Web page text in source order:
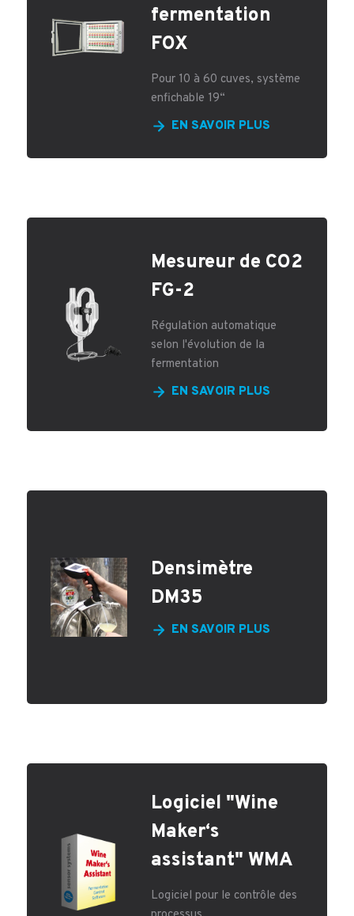
fermentation
FOX
Pour 10 à 60 cuves, système
enfichable 19“
EN SAVOIR PLUS
Mesureur de CO2
FG-2
Régulation automatique
selon l'évolution de la
fermentation
EN SAVOIR PLUS
Densimètre
DM35
EN SAVOIR PLUS
Logiciel "Wine
Maker‘s
assistant" WMA
Logiciel pour le contrôle des